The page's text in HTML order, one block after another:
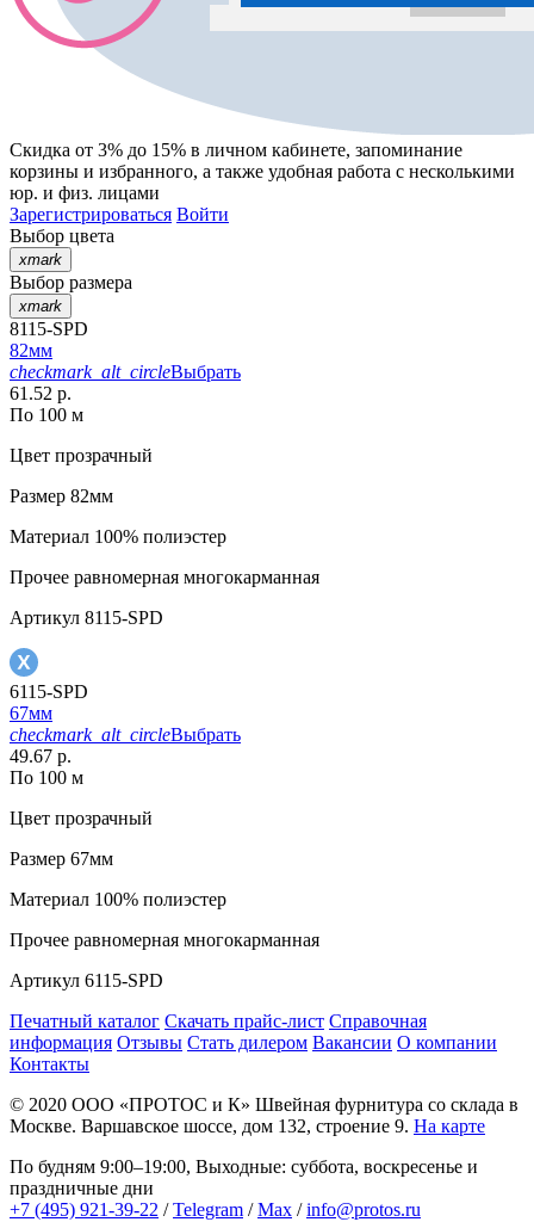
Скидка от 3% до 15% в личном кабинете, запоминание
корзины и избранного, а также удобная работа с несколькими
юр. и физ. лицами
Зарегистрироваться Войти
Выбор цвета
xmark
Выбор размера
xmark
8115-SPD
82мм
checkmark_alt_circleВыбрать
61.52 р.
По 100 м
Цвет прозрачный
Размер 82мм
Материал 100% полиэстер
Прочее равномерная многокарманная
Артикул 8115-SPD
6115-SPD
67мм
checkmark_alt_circleВыбрать
49.67 р.
По 100 м
Цвет прозрачный
Размер 67мм
Материал 100% полиэстер
Прочее равномерная многокарманная
Артикул 6115-SPD
Печатный каталог Скачать прайс-лист Справочная
информация Отзывы Стать дилером Вакансии О компании
Контакты
© 2020 ООО «ПРОТОС и К» Швейная фурнитура со склада в
Москве. Варшавское шоссе, дом 132, строение 9. На карте
По будням 9:00–19:00, Выходные: суббота, воскресенье и
праздничные дни
+7 (495) 921-39-22 /Telegram /Max /info@protos.ru